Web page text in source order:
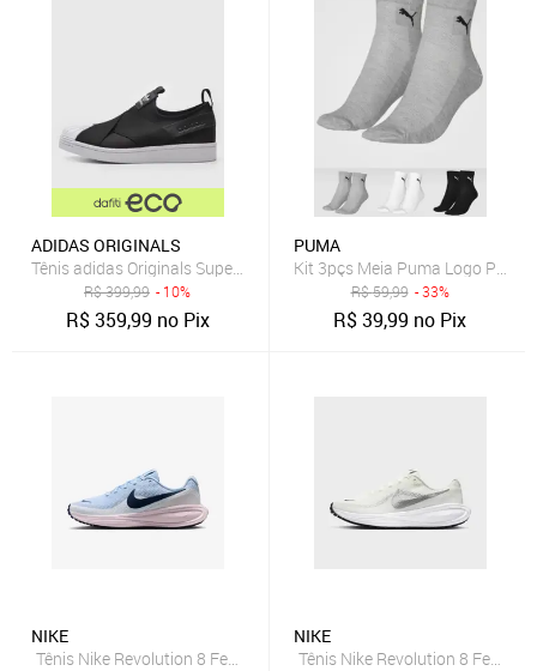
ADIDAS ORIGINALS
Tênis adidas Originals Superstar Slip On Preto
R$399,99 - 10%
R$359,99 no Pix
PUMA
Kit 3pçs Meia Puma Logo Preta
R$59,99 - 33%
R$39,99 no Pix
NIKE
Tênis Nike Revolution 8 Feminino
NIKE
Tênis Nike Revolution 8